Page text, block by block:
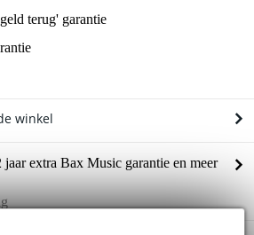
terug' garantie
winkel
extra Bax Music garantie en meer